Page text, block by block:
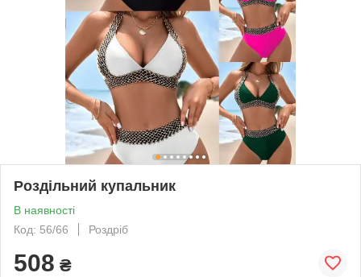
Роздільний купальник
В наявності
Код: 56/66
Роздріб
508 ₴